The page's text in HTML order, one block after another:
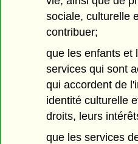
sociale, culturelle
contribuer;
que les enfants et
services qui sont
qui accordent de
identité culturelle
droits, leurs
que les services